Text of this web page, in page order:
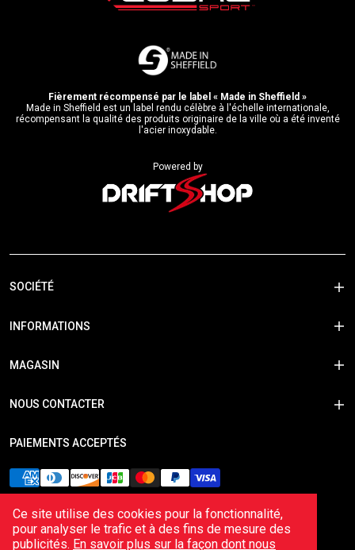
Fièrement récompensé par le label « Made in Sheffield »
Made in Sheffield est un label rendu célèbre à l'échelle internationale,
récompensant la qualité des produits originaire de la ville où a été inventé
l'acier inoxydable.
Powered by
SOCIÉTÉ
INFORMATIONS
MAGASIN
NOUS CONTACTER
PAIEMENTS ACCEPTÉS
Ce site utilise des cookies pour la fonctionnalité,
pour analyser le trafic et à des fins de mesure des
publicités. En savoir plus sur la façon dont nous